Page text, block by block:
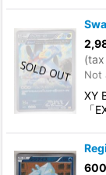
(tax
Not
XY
「
600